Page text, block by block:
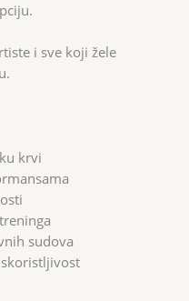
i sve koji žele
krvi
sudova